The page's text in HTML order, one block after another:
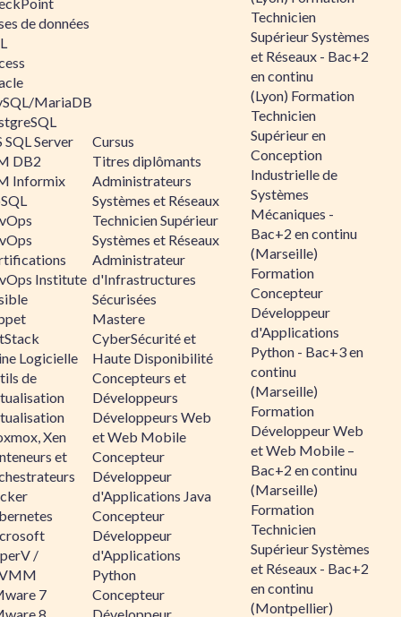
de données
MariaDB
SQL Server
DB2
Informix
Institute
Logicielle
de
Xen
et
/
7
Cursus
Titres diplômants
Administrateurs
Systèmes et Réseaux
Technicien Supérieur
Systèmes et Réseaux
Administrateur
d'Infrastructures
Sécurisées
Mastere
CyberSécurité et
Haute Disponibilité
Concepteurs et
Développeurs
Développeurs Web
et Web Mobile
Concepteur
Développeur
d'Applications Java
Concepteur
Développeur
d'Applications
Python
Concepteur
Technicien
Supérieur Systèmes
et Réseaux - Bac+2
en continu
(Lyon) Formation
Technicien
Supérieur en
Conception
Industrielle de
Systèmes
Mécaniques -
Bac+2 en continu
(Marseille)
Formation
Concepteur
Développeur
d'Applications
Python - Bac+3 en
continu
(Marseille)
Formation
Développeur Web
et Web Mobile –
Bac+2 en continu
(Marseille)
Formation
Technicien
Supérieur Systèmes
et Réseaux - Bac+2
en continu
(Montpellier)